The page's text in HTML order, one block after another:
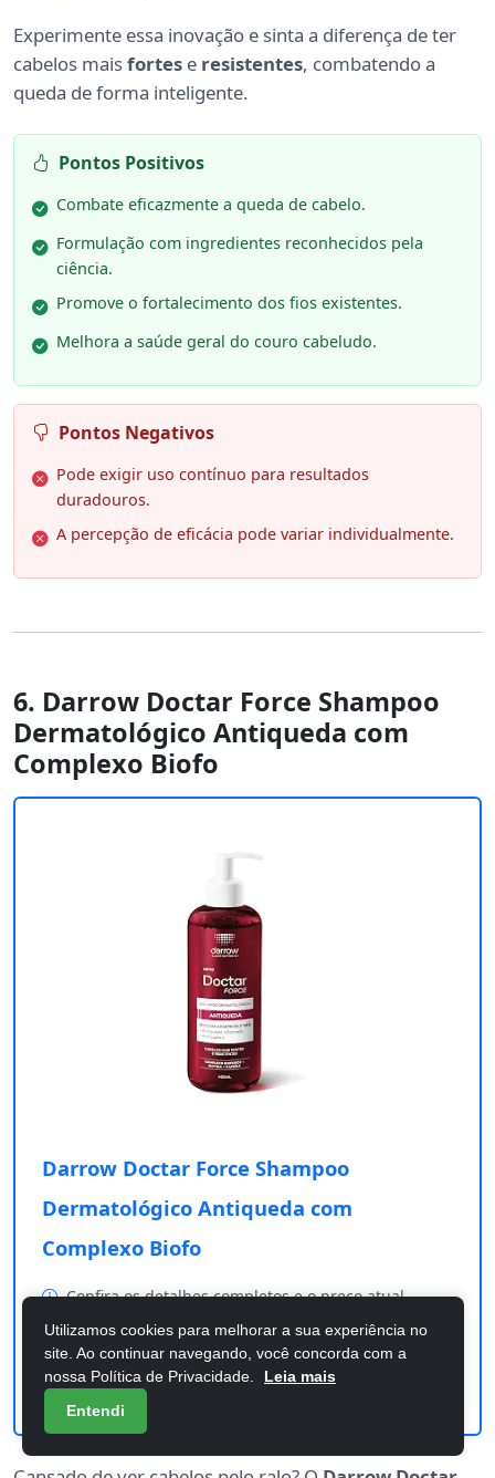
Experimente essa inovação e sinta a diferença de ter
cabelos maisfortes e resistentes, combatendo a
queda de forma inteligente.
Pontos Positivos
Combate eficazmente a queda de cabelo.
Formulação com ingredientes reconhecidos pela
ciência.
Promove o fortalecimento dos fios existentes.
Melhora a saúde geral do couro cabeludo.
Pontos Negativos
Pode exigir uso contínuo para resultados
duradouros.
A percepção de eficácia pode variar individualmente.
6. Darrow Doctar Force Shampoo
Dermatológico Antiqueda com
Complexo Biofo
Darrow Doctar Force Shampoo
Dermatológico Antiqueda com
Complexo Biofo
Confira os detalhes completos e o preço atual
Comprar na Amazon
Utilizamos cookies para melhorar a sua experiência no
site. Ao continuar navegando, você concorda com a
nossa Política de Privacidade.
Leia mais
Entendi